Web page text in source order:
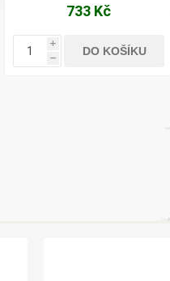
733 Kč
i
h
DO KOŠÍKU